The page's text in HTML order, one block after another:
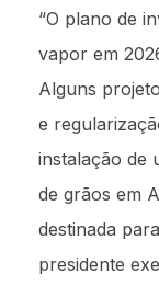
“O plano de
vapor em
Alguns
e
instalação de
de grãos em
destinada
presidente